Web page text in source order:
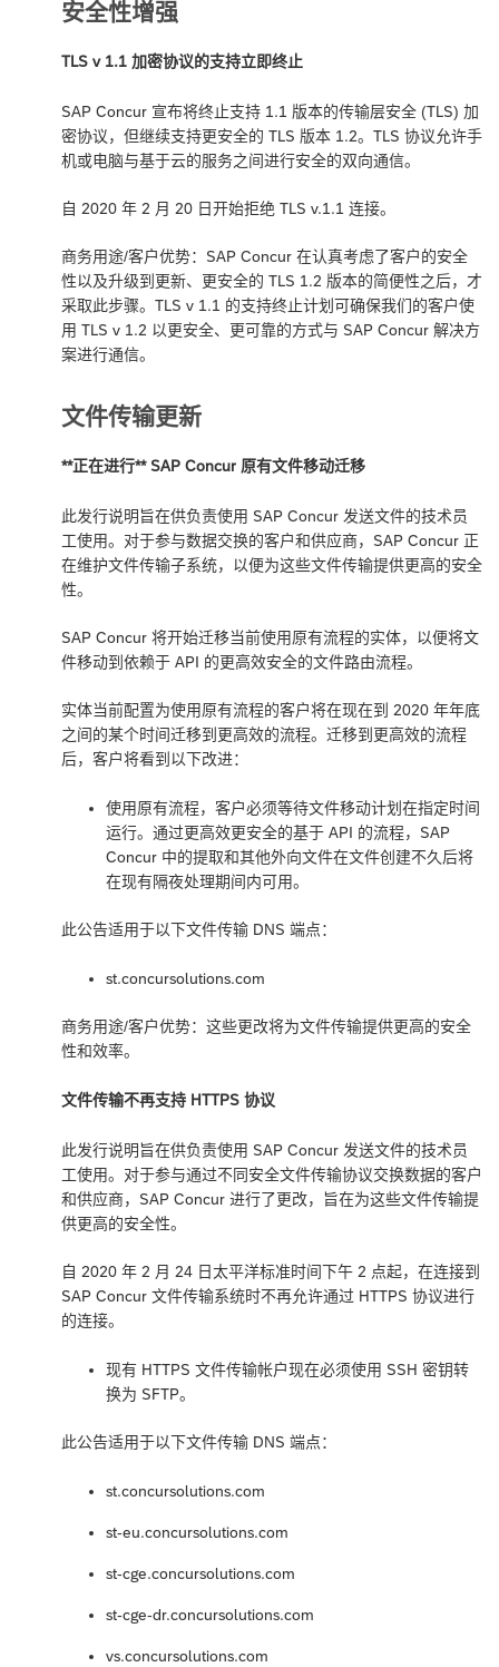
安全性增强
TLS v 1.1 加密协议的支持立即终止
SAP Concur 宣布将终止支持 1.1 版本的传输层安全 (TLS) 加
密协议，但继续支持更安全的 TLS 版本 1.2。TLS 协议允许手
机或电脑与基于云的服务之间进行安全的双向通信。
自 2020 年 2 月 20 日开始拒绝 TLS v.1.1 连接。
商务用途/客户优势：SAP Concur 在认真考虑了客户的安全
性以及升级到更新、更安全的 TLS 1.2 版本的简便性之后，才
采取此步骤。TLS v 1.1 的支持终止计划可确保我们的客户使
用 TLS v 1.2 以更安全、更可靠的方式与 SAP Concur 解决方
案进行通信。
文件传输更新
**正在进行** SAP Concur 原有文件移动迁移
此发行说明旨在供负责使用 SAP Concur 发送文件的技术员
工使用。对于参与数据交换的客户和供应商，SAP Concur 正
在维护文件传输子系统，以便为这些文件传输提供更高的安全
性。
SAP Concur 将开始迁移当前使用原有流程的实体，以便将文
件移动到依赖于 API 的更高效安全的文件路由流程。
实体当前配置为使用原有流程的客户将在现在到 2020 年年底
之间的某个时间迁移到更高效的流程。迁移到更高效的流程
后，客户将看到以下改进：
使用原有流程，客户必须等待文件移动计划在指定时间
运行。通过更高效更安全的基于 API 的流程，SAP
Concur 中的提取和其他外向文件在文件创建不久后将
在现有隔夜处理期间内可用。
此公告适用于以下文件传输 DNS 端点：
st.concursolutions.com
商务用途/客户优势：这些更改将为文件传输提供更高的安全
性和效率。
文件传输不再支持 HTTPS 协议
此发行说明旨在供负责使用 SAP Concur 发送文件的技术员
工使用。对于参与通过不同安全文件传输协议交换数据的客户
和供应商，SAP Concur 进行了更改，旨在为这些文件传输提
供更高的安全性。
自 2020 年 2 月 24 日太平洋标准时间下午 2 点起，在连接到
SAP Concur 文件传输系统时不再允许通过 HTTPS 协议进行
的连接。
现有 HTTPS 文件传输帐户现在必须使用 SSH 密钥转
换为 SFTP。
此公告适用于以下文件传输 DNS 端点：
st.concursolutions.com
st-eu.concursolutions.com
st-cge.concursolutions.com
st-cge-dr.concursolutions.com
vs.concursolutions.com